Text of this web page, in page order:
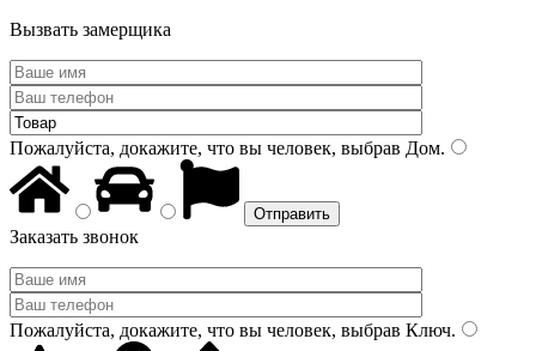
Вызвать замерщика
Пожалуйста, докажите, что вы человек, выбрав Дом.
Заказать звонок
Пожалуйста, докажите, что вы человек, выбрав Ключ.